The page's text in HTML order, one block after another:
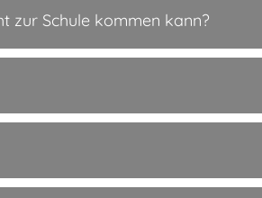
zur Schule kommen kann?